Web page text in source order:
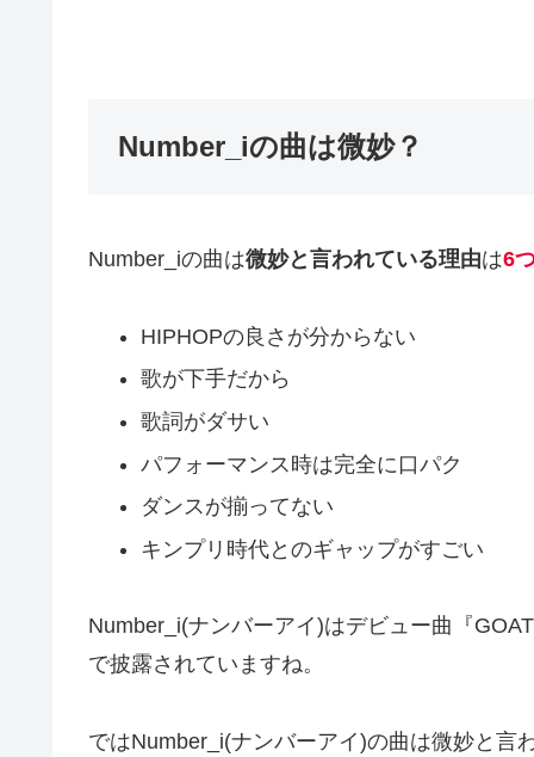
Number_iの曲は微妙？
Number_iの曲は微妙と言われている理由は6
HIPHOPの良さが分からない
歌が下手だから
歌詞がダサい
パフォーマンス時は完全に口パク
ダンスが揃ってない
キンプリ時代とのギャップがすごい
Number_i(ナンバーアイ)はデビュー曲『
で披露されていますね。
ではNumber_i(ナンバーアイ)の曲は微妙と言